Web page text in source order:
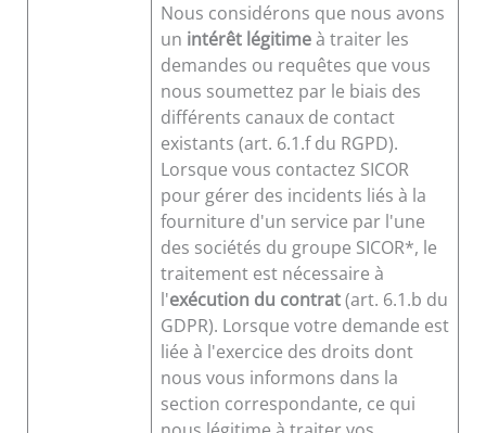
Nous considérons que nous avons
un intérêt légitimeà traiter les
demandes ou requêtes que vous
nous soumettez par le biais des
différents canaux de contact
existants (art. 6.1.f du RGPD).
Lorsque vous contactez SICOR
pour gérer des incidents liés à la
fourniture d'un service par l'une
des sociétés du groupe SICOR*, le
traitement est nécessaire à
l'exécution du contrat(art. 6.1.b du
GDPR). Lorsque votre demande est
liée à l'exercice des droits dont
nous vous informons dans la
section correspondante, ce qui